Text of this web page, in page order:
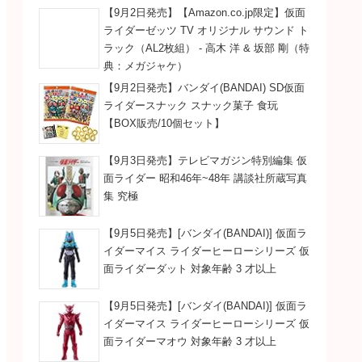
【9月2日発売】【Amazon.co.jp限定】仮面
ライダーゼッツ TV オリジナル サウンド ト
ラック（AL2枚組） - 高木 洋 & 坂部 剛（特
典：メガジャケ）
【9月2日発売】バンダイ(BANDAI) SD仮面
ライダースナック スナック菓子 食玩
【BOX販売/10個セット】
【9月3日発売】テレビマガジン特別編集 仮
面ライダー 昭和46年~48年 講談社所蔵写真
集 究極
【9月5日発売】[バンダイ(BANDAI)] 仮面ラ
イダーマイス ライダーヒーローシリーズ 仮
面ライダーダット 対象年齢 3 才以上
【9月5日発売】[バンダイ(BANDAI)] 仮面ラ
イダーマイス ライダーヒーローシリーズ 仮
面ライダーマオウ 対象年齢 3 才以上